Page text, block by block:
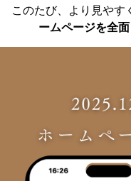
このたび、より見やす
ームページを全